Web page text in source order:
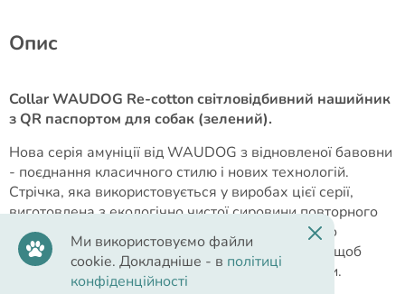
Опис
Collar WAUDOG Re-cotton світловідбивний нашийник
з QR паспортом для собак (зелений).
Нова серія амуніції від WAUDOG з відновленої бавовни
- поєднання класичного стилю і нових технологій.
Стрічка, яка використовується у виробах цієї серії,
виготовлена ​​з екологічно чистої сировини повторного
технологічного циклу. Подібні матеріали нового
покоління розробляються спеціально для того, щоб
боротися з промисловим забрудненням планети.
Ми використовуємо файли
cookie. Докладніше - в політиці
конфіденційності